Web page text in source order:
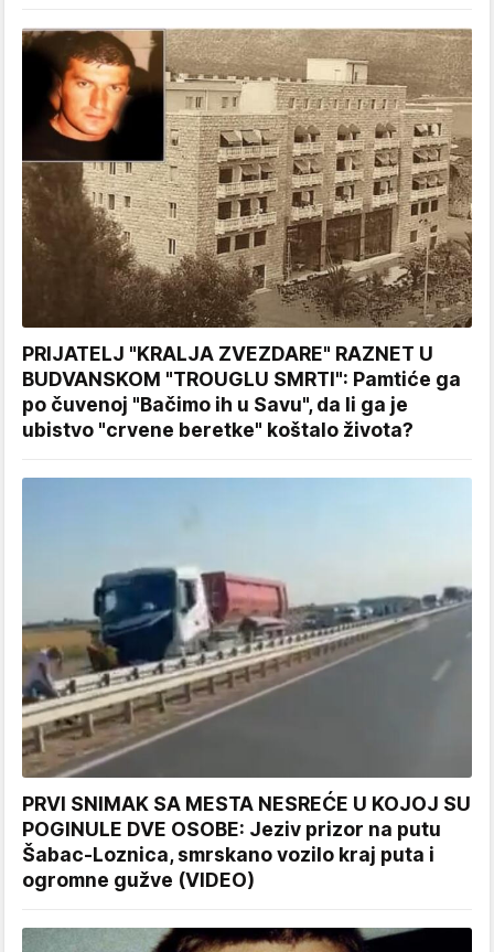
PRIJATELJ "KRALJA ZVEZDARE" RAZNET U
BUDVANSKOM "TROUGLU SMRTI": Pamtiće ga
po čuvenoj "Bačimo ih u Savu", da li ga je
ubistvo "crvene beretke" koštalo života?
PRVI SNIMAK SA MESTA NESREĆE U KOJOJ SU
POGINULE DVE OSOBE: Jeziv prizor na putu
Šabac-Loznica, smrskano vozilo kraj puta i
ogromne gužve (VIDEO)